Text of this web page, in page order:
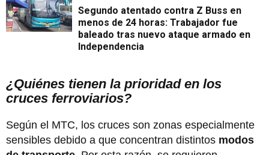
Segundo atentado contra Z Buss en
menos de 24 horas: Trabajador fue
baleado tras nuevo ataque armado en
Independencia
¿Quiénes tienen la prioridad en los
cruces ferroviarios?
Según el MTC, los cruces son zonas especialmente
sensibles debido a que concentran distintos modos